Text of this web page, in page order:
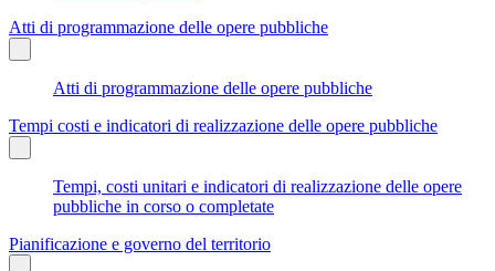
Atti di programmazione delle opere pubbliche
Atti di programmazione delle opere pubbliche
Tempi costi e indicatori di realizzazione delle opere pubbliche
Tempi, costi unitari e indicatori di realizzazione delle opere
pubbliche in corso o completate
Pianificazione e governo del territorio